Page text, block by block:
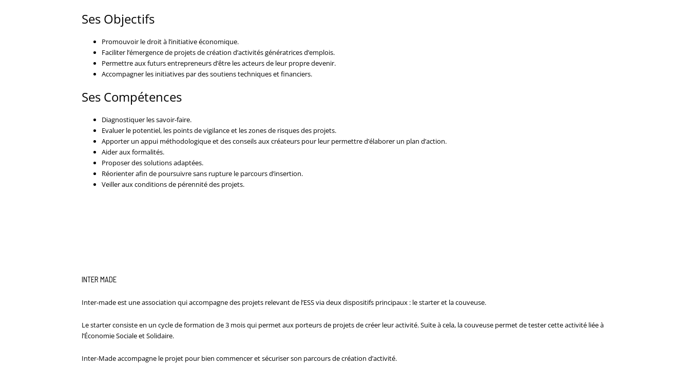
Ses Objectifs
Promouvoir le droit à l’initiative économique.
Faciliter l’émergence de projets de création d’activités génératrices d’emplois.
Permettre aux futurs entrepreneurs d’être les acteurs de leur propre devenir.
Accompagner les initiatives par des soutiens techniques et financiers.
Ses Compétences
Diagnostiquer les savoir-faire.
Evaluer le potentiel, les points de vigilance et les zones de risques des projets.
Apporter un appui méthodologique et des conseils aux créateurs pour leur permettre d’élaborer un plan d’action.
Aider aux formalités.
Proposer des solutions adaptées.
Réorienter afin de poursuivre sans rupture le parcours d’insertion.
Veiller aux conditions de pérennité des projets.
INTER MADE
Inter-made est une association qui accompagne des projets relevant de l’ESS via deux dispositifs principaux : le starter et la couveuse.
Le starter consiste en un cycle de formation de 3 mois qui permet aux porteurs de projets de créer leur activité. Suite à cela, la couveuse permet de tester cette activité liée à
l’Économie Sociale et Solidaire.
Inter-Made accompagne le projet pour bien commencer et sécuriser son parcours de création d’activité.